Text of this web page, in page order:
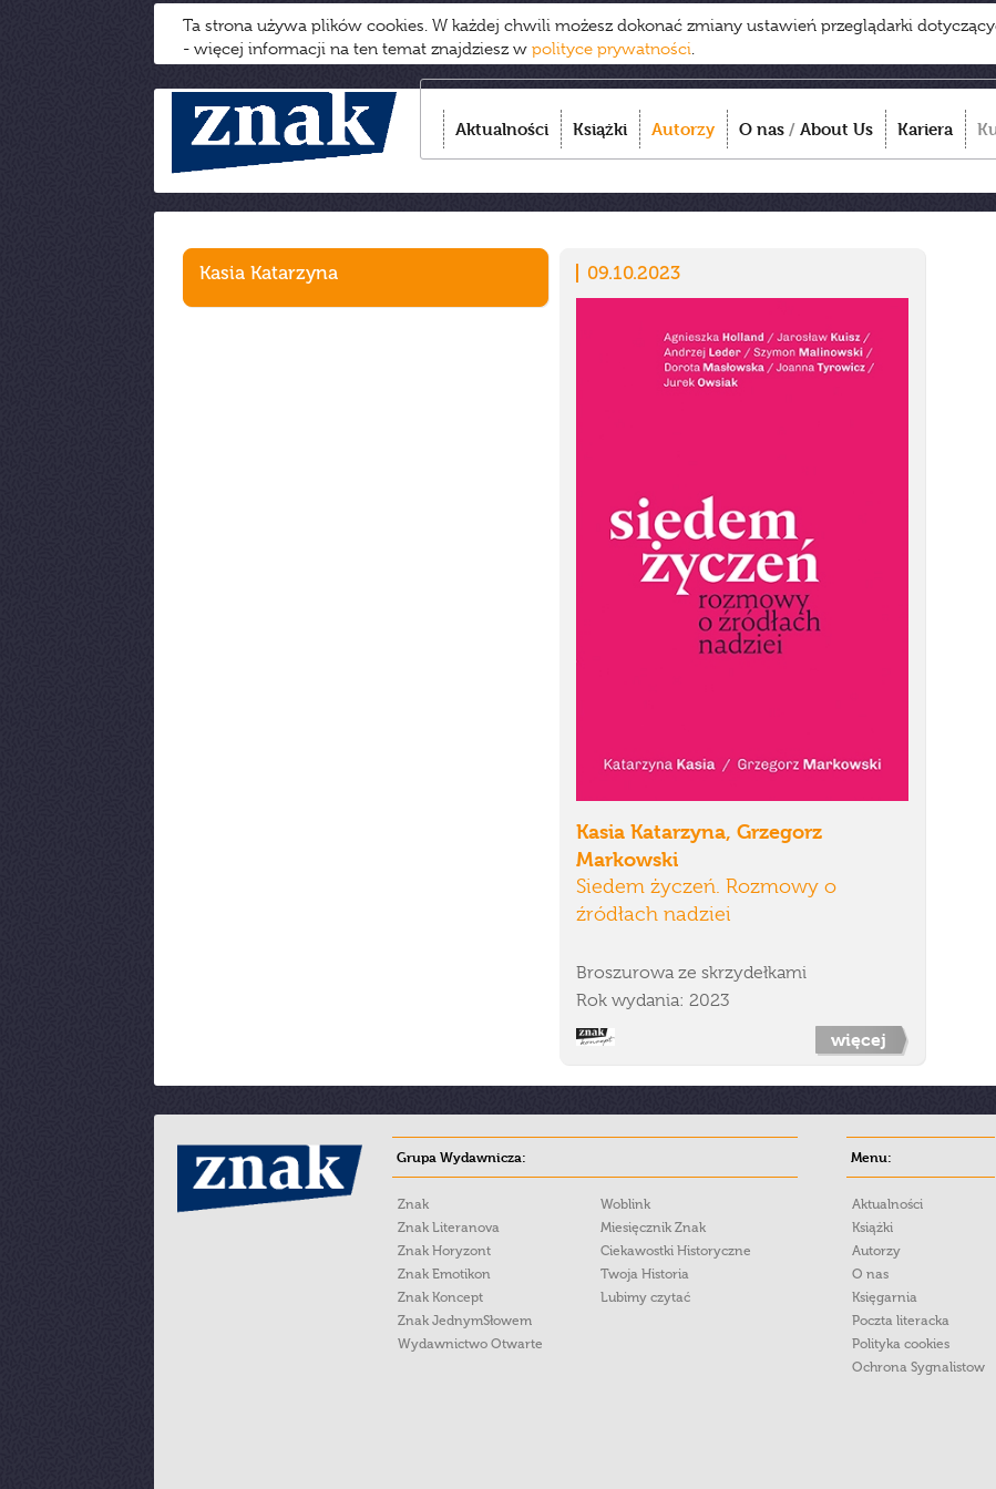
Ta strona używa plików cookies. W każdej chwili możesz dokonać zmiany ustawień przeglądarki
- więcej informacji na ten temat znajdziesz w polityce prywatności.
Aktualności Książki Autorzy O nas / About Us Kariera
Kasia Katarzyna 09.10.2023
Kasia Katarzyna, Grzegorz
Markowski
Siedem życzeń. Rozmowy o
źródłach nadziei
Broszurowa ze skrzydełkami
Rok wydania: 2023
więcej
Grupa Wydawnicza:
Znak
Znak Literanova
Znak Horyzont
Znak Emotikon
Znak Koncept
Znak JednymSłowem
Wydawnictwo Otwarte
Woblink
Miesięcznik Znak
Ciekawostki Historyczne
Twoja Historia
Lubimy czytać
Menu:
Aktualności
Książki
Autorzy
O nas
Księgarnia
Poczta literacka
Polityka cookies
Ochrona Sygnalistow